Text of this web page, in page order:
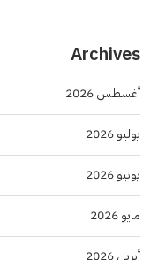
Archives
أغسطس 2026
يوليو 2026
يونيو 2026
مايو 2026
أبريل 2026